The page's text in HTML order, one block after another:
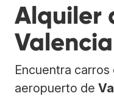
Alquiler
Valencia
Encuentra carros
aeropuerto de